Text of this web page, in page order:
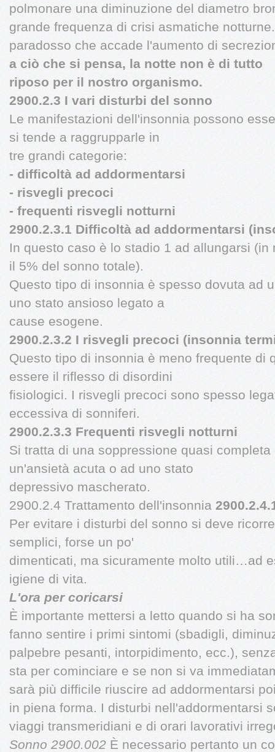
polmonare una diminuzione del diametro
grande frequenza di crisi asmatiche
paradosso che accade l'aumento di
a ciò che si pensa, la notte non è di tutto
riposo per il nostro organismo.
2900.2.3 I vari disturbi del sonno
Le manifestazioni dell'insonnia possono
si tende a raggrupparle in
tre grandi categorie:
- difficoltà ad addormentarsi
- risvegli precoci
- frequenti risvegli notturni
2900.2.3.1 Difficoltà ad addormentarsi
In questo caso è lo stadio 1 ad allungarsi
il 5% del sonno totale).
Questo tipo di insonnia è spesso dovuta ad
uno stato ansioso legato a
cause esogene.
2900.2.3.2 I risvegli precoci (insonnia
Questo tipo di insonnia è meno frequente di
essere il riflesso di disordini
fisiologici. I risvegli precoci sono spesso
eccessiva di sonniferi.
2900.2.3.3 Frequenti risvegli notturni
Si tratta di una soppressione quasi
un'ansietà acuta o ad uno stato
depressivo mascherato.
2900.2.4 Trattamento dell'insonnia
Per evitare i disturbi del sonno si deve
semplici, forse un po'
dimenticati, ma sicuramente molto utili…ad
igiene di vita.
L'ora per coricarsi
È importante mettersi a letto quando si ha
fanno sentire i primi sintomi (sbadigli,
palpebre pesanti, intorpidimento, ecc.),
sta per cominciare e se non si va
sarà più difficile riuscire ad addormentarsi
in piena forma. I disturbi nell'addormentarsi
viaggi transmeridiani e di orari lavorativi
Sonno 2900.002 È necessario pertanto un